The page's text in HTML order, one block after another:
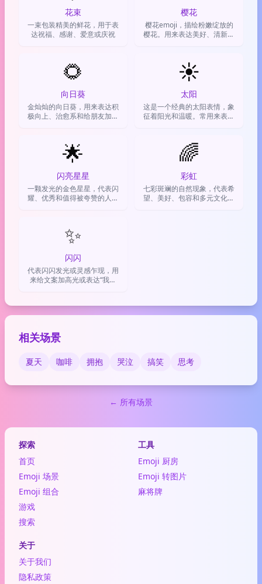
花束
一束包装精美的鲜花，用于表
达祝福、感谢、爱意或庆祝
樱花
樱花emoji，描绘粉嫩绽放的
樱花。用来表达美好、清新、
🌻
向日葵
金灿灿的向日葵，用来表达积
极向上、治愈系和给朋友加油
☀️
太阳
这是一个经典的太阳表情，象
征着阳光和温暖。常用来表达
🌟
闪亮星星
一颗发光的金色星星，代表闪
耀、优秀和值得被夸赞的人或
🌈
彩虹
七彩斑斓的自然现象，代表希
望、美好、包容和多元文化，
✨
闪闪
代表闪闪发光或灵感乍现，用
来给文案加高光或表达“我超
相关场景
夏天 咖啡 拥抱 哭泣 搞笑 思考
← 所有场景
探索
首页
Emoji 场景
Emoji 组合
游戏
搜索
工具
Emoji 厨房
Emoji 转图片
麻将牌
关于
关于我们
隐私政策